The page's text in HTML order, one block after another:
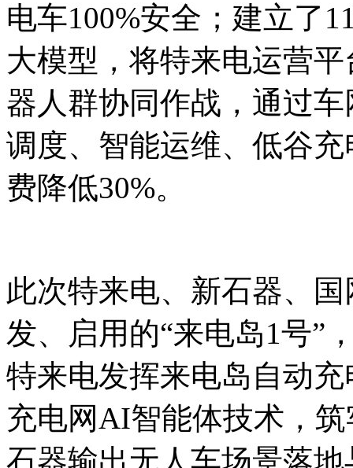
电车100%安全；建立了
大模型，将特来电运营
器人群协同作战，通过
调度、智能运维、低谷
费降低30%。
此次特来电、新石器、
发、启用的“来电岛1号”
特来电发挥来电岛自动
充电网AI智能体技术，
石器输出无人车场景落